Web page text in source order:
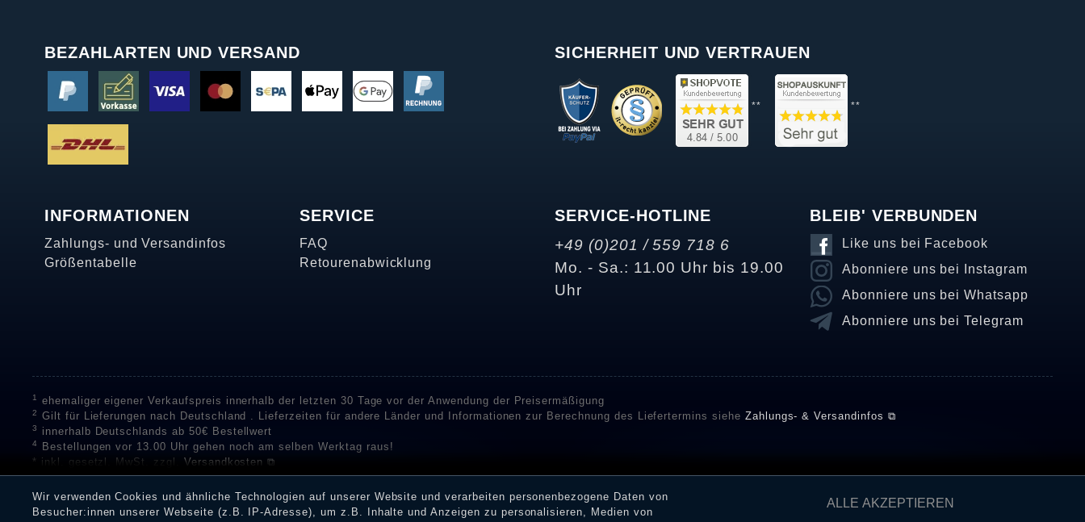
BEZAHLARTEN UND VERSAND SICHERHEIT UND VERTRAUEN
** **
INFORMATIONEN
Zahlungs- und Versandinfos
Größentabelle
SERVICE
FAQ
Retourenabwicklung
SERVICE-HOTLINE
+49 (0)201 / 559 718 6
Mo. - Sa.: 11.00 Uhr bis 19.00
Uhr
BLEIB' VERBUNDEN
Like uns bei Facebook
Abonniere uns bei Instagram
Abonniere uns bei Whatsapp
Abonniere uns bei Telegram
1 ehemaliger eigener Verkaufspreis innerhalb der letzten 30 Tage vor der Anwendung der Preisermäßigung
2 Gilt für Lieferungen nach Deutschland . Lieferzeiten für andere Länder und Informationen zur Berechnung des Liefertermins siehe Zahlungs- & Versandinfos ⧉
3 innerhalb Deutschlands ab 50€ Bestellwert
4
Bestellungen vor 13.00 Uhr gehen noch am selben Werktag raus!
* inkl. gesetzl. MwSt. zzgl. Versandkosten ⧉
** Unser Unternehmen sammelt über die unabhängigen Dienstleister SHOPVOTE und SHOPAUSKUNFT Bewertungen. SHOPVOTE setzt automatische und manuelle Maßnahmen ein, um
Bewertungen zu verifizieren.Informationen zur Echtheit von Kundenbewertungen auf SHOPVOTE finden Sie hier. ⧉
Eine Überprüfung der Bewertungen durch Shopauskunft hat vor deren Veröffentlichung nicht stattgefunden. Die Bewertungen könnten von Verbrauchern stammen, die die Ware oder
Wir verwenden Cookies und ähnliche Technologien auf unserer Website und verarbeiten personenbezogene Daten von
Besucher:innen unserer Webseite (z.B. IP-Adresse), um z.B. Inhalte und Anzeigen zu personalisieren, Medien von
ALLE AKZEPTIEREN